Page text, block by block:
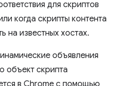
для скриптов
когда скрипты контента
на известных хостах.
объявления
объект скрипта
в Chrome с помощью